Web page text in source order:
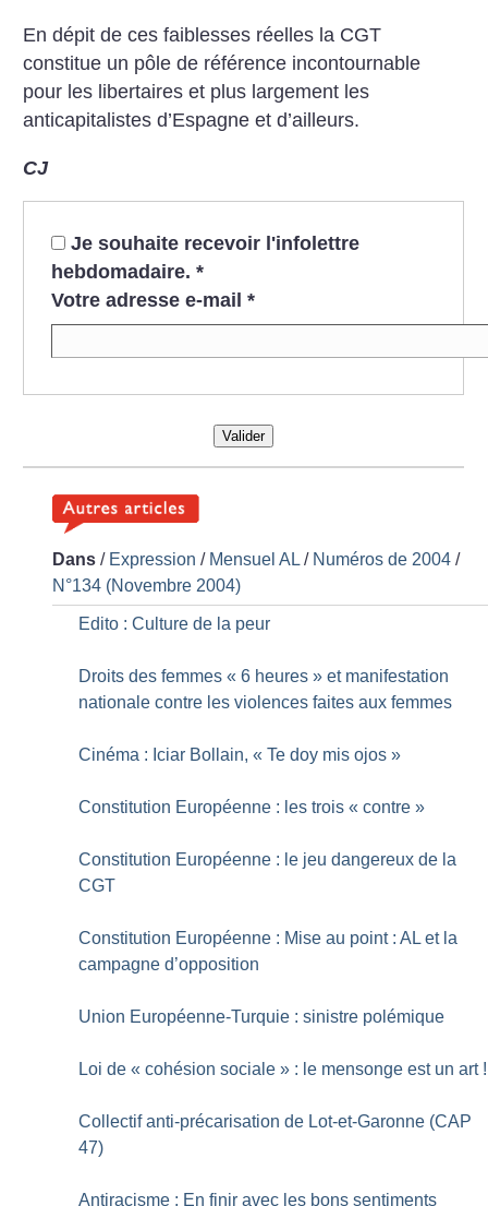
En dépit de ces faiblesses réelles la CGT
constitue un pôle de référence incontournable
pour les libertaires et plus largement les
anticapitalistes d’Espagne et d’ailleurs.
CJ
Je souhaite recevoir l'infolettre
hebdomadaire. *
Votre adresse e-mail *
Valider
Dans / Expression / Mensuel AL/ Numéros de 2004 /
N°134 (Novembre 2004)
Edito : Culture de la peur
Droits des femmes « 6 heures » et manifestation
nationale contre les violences faites aux femmes
Cinéma : Iciar Bollain, « Te doy mis ojos »
Constitution Européenne : les trois « contre »
Constitution Européenne : le jeu dangereux de la
CGT
Constitution Européenne : Mise au point : AL et la
campagne d’opposition
Union Européenne-Turquie : sinistre polémique
Loi de « cohésion sociale » : le mensonge est un art !
Collectif anti-précarisation de Lot-et-Garonne (CAP
47)
Antiracisme : En finir avec les bons sentiments